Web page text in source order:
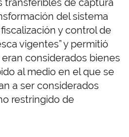
transferibles de captura
del sistema
y control de
vigentes” y permitió
considerados bienes
al medio en el que se
a ser considerados
restringido de